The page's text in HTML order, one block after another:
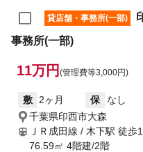
貸店舗・事務所(一部)
事務所(一部)
11万円 (管理費等3,000円)
敷 2ヶ月 保 なし
千葉県印西市大森
ＪＲ成田線 / 木下駅 徒歩
76.59㎡ 4階建/2階